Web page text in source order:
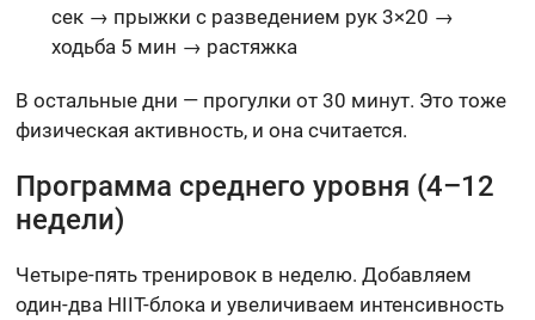
сек → прыжки с разведением рук 3×20 →
ходьба 5 мин → растяжка
В остальные дни — прогулки от 30 минут. Это тоже
физическая активность, и она считается.
Программа среднего уровня (4–12
недели)
Четыре-пять тренировок в неделю. Добавляем
один-два HIIT-блока и увеличиваем интенсивность